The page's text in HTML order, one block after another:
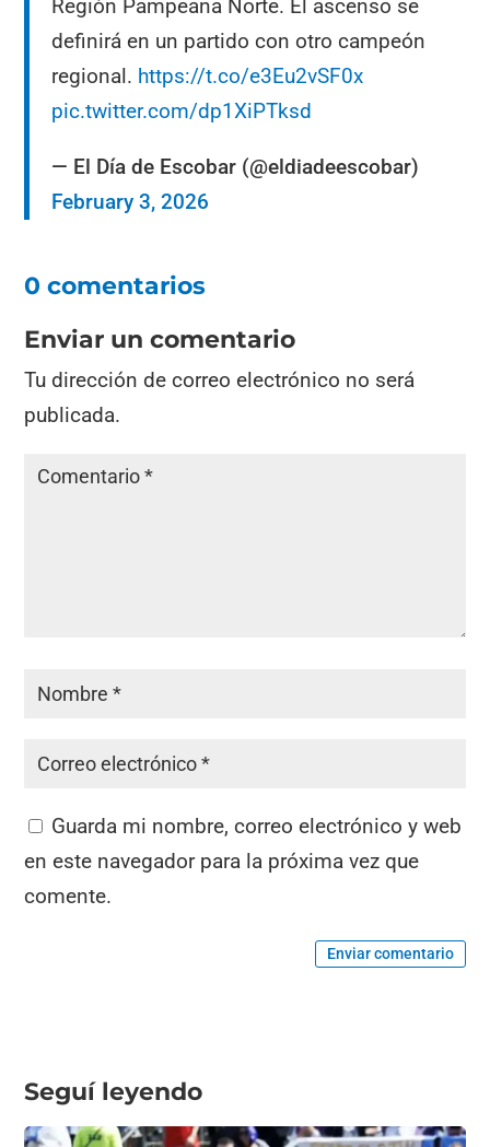
Región Pampeana Norte. El ascenso se
definirá en un partido con otro campeón
regional. https://t.co/e3Eu2vSF0x
pic.twitter.com/dp1XiPTksd
— El Día de Escobar (@eldiadeescobar)
February 3, 2026
0 comentarios
Enviar un comentario
Tu dirección de correo electrónico no será
publicada.
Guarda mi nombre, correo electrónico y web
en este navegador para la próxima vez que
comente.
Enviar comentario
Seguí leyendo